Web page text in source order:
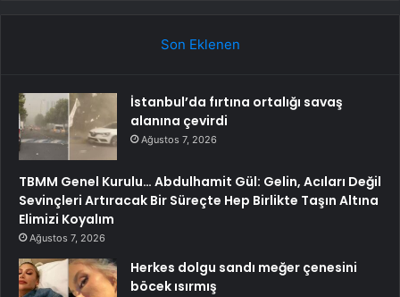
Son Eklenen
İstanbul’da fırtına ortalığı savaş
alanına çevirdi
Ağustos 7, 2026
TBMM Genel Kurulu… Abdulhamit Gül: Gelin, Acıları Değil
Sevinçleri Artıracak Bir Süreçte Hep Birlikte Taşın Altına
Elimizi Koyalım
Ağustos 7, 2026
Herkes dolgu sandı meğer çenesini
böcek ısırmış